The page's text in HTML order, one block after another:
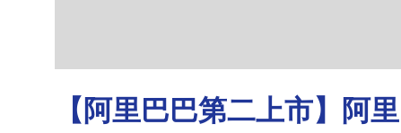
【阿里巴巴第二上市】阿